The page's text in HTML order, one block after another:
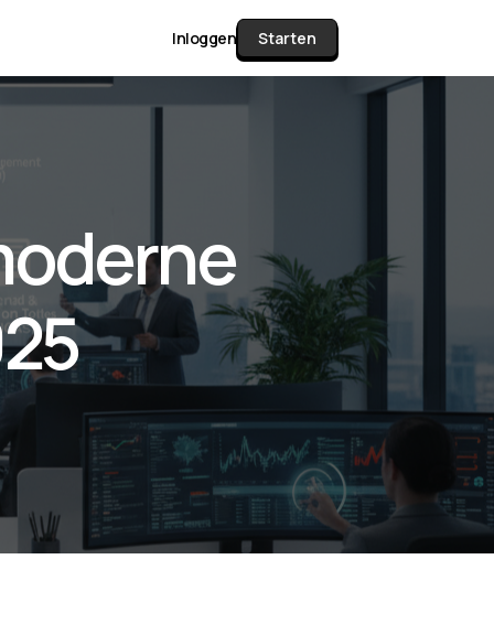
alle pakketten en mogelijkheden
documenten verzamelen en facturen
tot controleren, boeken, bank
& klant dashboard.
Inloggen Starten